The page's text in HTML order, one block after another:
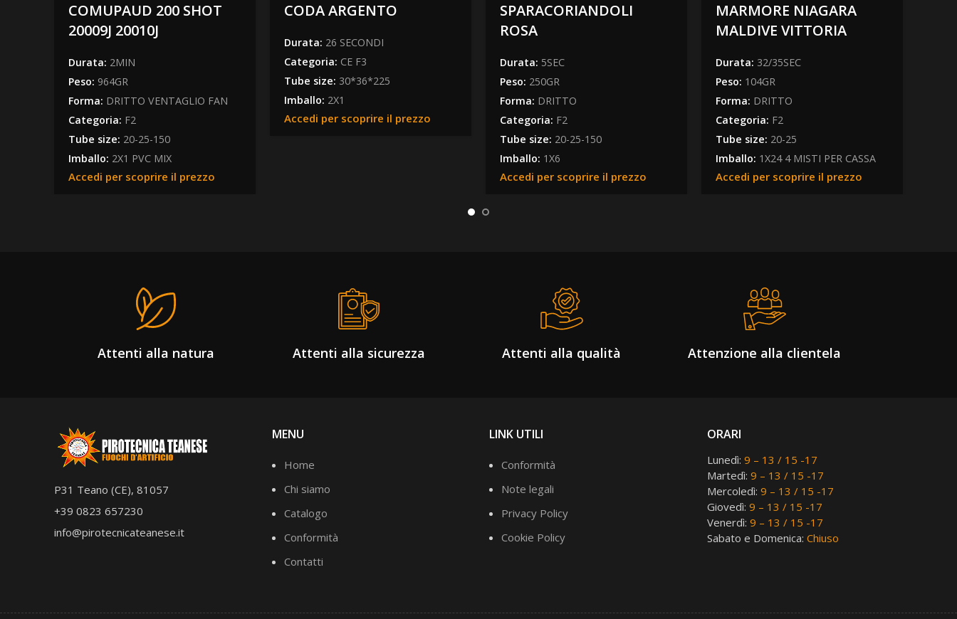
COMUPAUD 200 SHOT
20009J 20010J
Durata: 2MIN
Peso: 964GR
Forma: DRITTO VENTAGLIO FAN
Categoria: F2
Tube size: 20-25-150
Imballo: 2X1 PVC MIX
Accedi per scoprire il prezzo
CODA ARGENTO
Durata: 26 SECONDI
Categoria: CE F3
Tube size: 30*36*225
Imballo: 2X1
Accedi per scoprire il prezzo
SPARACORIANDOLI
ROSA
Durata: 5SEC
Peso: 250GR
Forma: DRITTO
Categoria: F2
Tube size: 20-25-150
Imballo: 1X6
Accedi per scoprire il prezzo
MARMORE NIAGARA
MALDIVE VITTORIA
Durata: 32/35SEC
Peso: 104GR
Forma: DRITTO
Categoria: F2
Tube size: 20-25
Imballo: 1X24 4 MISTI PER CASSA
Accedi per scoprire il prezzo
Attenti alla natura Attenti alla sicurezza Attenti alla qualità Attenzione alla clientela
P31 Teano (CE), 81057
+39 0823 657230
info@pirotecnicateanese.it
MENU
Home
Chi siamo
Catalogo
Conformità
Contatti
LINK UTILI
Conformità
Note legali
Privacy Policy
Cookie Policy
ORARI
Lunedì: 9 – 13 / 15 -17
Martedì: 9 – 13 / 15 -17
Mercoledì: 9 – 13 / 15 -17
Giovedì: 9 – 13 / 15 -17
Venerdì: 9 – 13 / 15 -17
Sabato e Domenica: Chiuso